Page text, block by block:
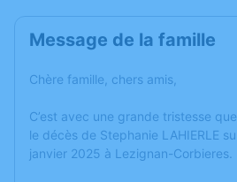
Message de la famille
Chère famille, chers amis,
C’est avec une grande tristesse
le décès de Stephanie LAHIERLE
janvier 2025 à Lezignan-Corbieres.